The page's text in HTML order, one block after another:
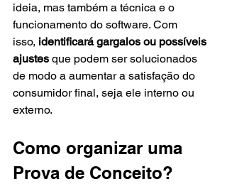
ideia, mas também a técnica e o
funcionamento do software. Com
isso, identificará gargalos ou possíveis
ajustes que podem ser solucionados
de modo a aumentar a satisfação do
consumidor final, seja ele interno ou
externo.
Como organizar uma
Prova de Conceito?